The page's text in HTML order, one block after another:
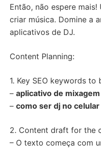
Então, não espere
criar música. Domine a
aplicativos de DJ.
Content Planning:
1. Key SEO keywords
– aplicativo de
– como ser dj no celular
2. Content draft for the
– O texto começa com